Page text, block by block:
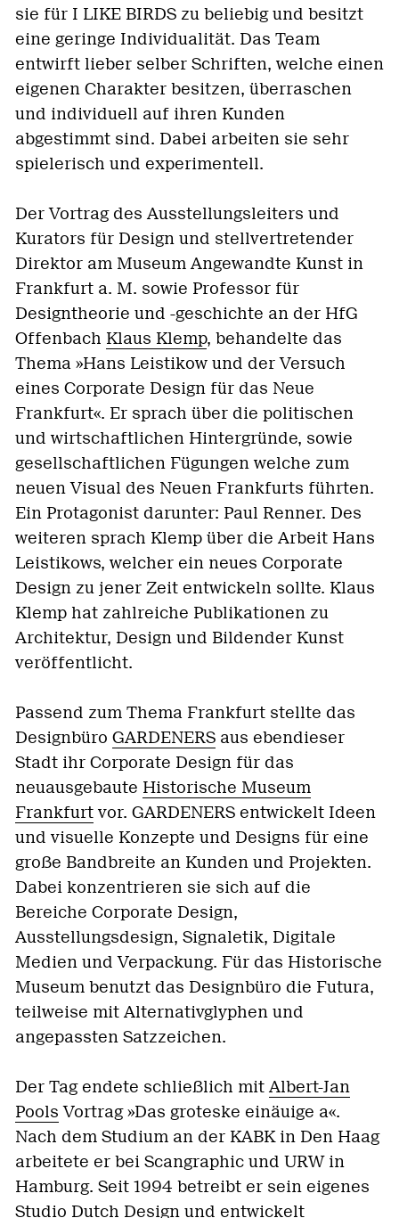
sie für I LIKE BIRDS zu beliebig und besitzt
eine geringe Individualität. Das Team
entwirft lieber selber Schriften, welche einen
eigenen Charakter besitzen, überraschen
und individuell auf ihren Kunden
abgestimmt sind. Dabei arbeiten sie sehr
spielerisch und experimentell.
Der Vortrag des Ausstellungsleiters und
Kurators für Design und stellvertretender
Direktor am Museum Angewandte Kunst in
Frankfurt a. M. sowie Professor für
Designtheorie und -geschichte an der HfG
Offenbach Klaus Klemp, behandelte das
Thema »Hans Leistikow und der Versuch
eines Corporate Design für das Neue
Frankfurt«. Er sprach über die politischen
und wirtschaftlichen Hintergründe, sowie
gesellschaftlichen Fügungen welche zum
neuen Visual des Neuen Frankfurts führten.
Ein Protagonist darunter: Paul Renner. Des
weiteren sprach Klemp über die Arbeit Hans
Leistikows, welcher ein neues Corporate
Design zu jener Zeit entwickeln sollte. Klaus
Klemp hat zahlreiche Publikationen zu
Architektur, Design und Bildender Kunst
veröffentlicht.
Passend zum Thema Frankfurt stellte das
Designbüro GARDENERS aus ebendieser
Stadt ihr Corporate Design für das
neuausgebaute Historische Museum
Frankfurt vor. GARDENERS entwickelt Ideen
und visuelle Konzepte und Designs für eine
große Bandbreite an Kunden und Projekten.
Dabei konzentrieren sie sich auf die
Bereiche Corporate Design,
Ausstellungsdesign, Signaletik, Digitale
Medien und Verpackung. Für das Historische
Museum benutzt das Designbüro die Futura,
teilweise mit Alternativglyphen und
angepassten Satzzeichen.
Der Tag endete schließlich mit Albert-Jan
Pools Vortrag »Das groteske einäuige a«.
Nach dem Studium an der KABK in Den Haag
arbeitete er bei Scangraphic und URW in
Hamburg. Seit 1994 betreibt er sein eigenes
Studio Dutch Design und entwickelt